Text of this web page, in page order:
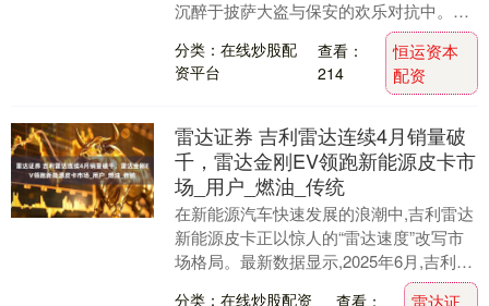
沉醉于披萨大盗与保安的欢乐对抗中。然
而，不少用户反馈在游戏启动时遭遇缓
慢....
分类：在线炒股配
资平台
查看：
214
恒运资本
配资
雷达证券 吉利雷达连续4月销量破
千，雷达金刚EV领跑新能源皮卡市
场_用户_燃油_传统
在新能源汽车快速发展的浪潮中,吉利雷达
新能源皮卡正以惊人的“雷达速度”改写市
场格局。最新数据显示,2025年6月,吉利雷
达新能源皮卡上险量达1068辆,实现连续....
分类：在线炒股配资
查看：
雷达证